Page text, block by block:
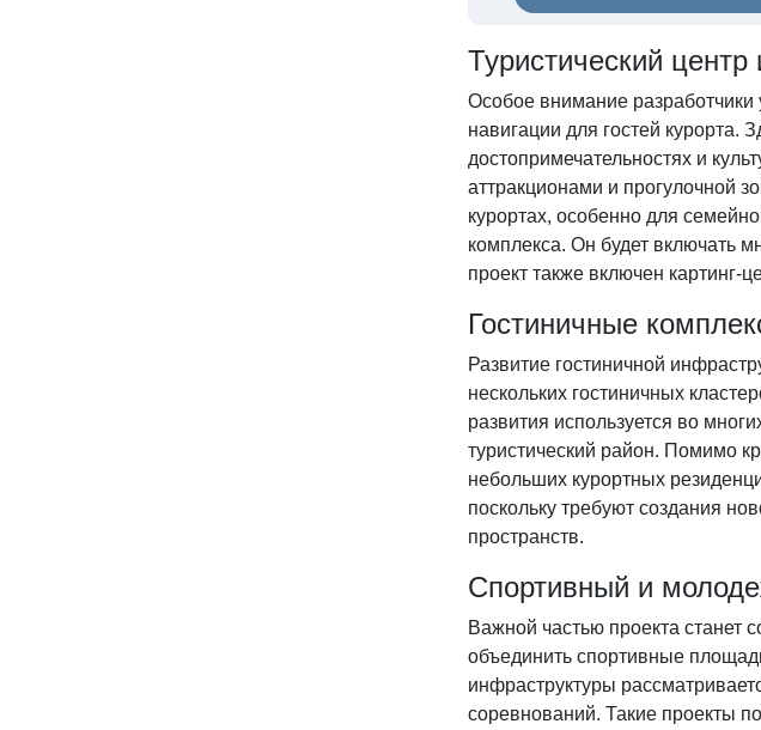
Туристический
Особое внимание
навигации для гостей курорта.
достопримечательностях и
аттракционами и прогулочной
курортах, особенно для
комплекса. Он будет включать
проект также включен картинг-
Гостиничные
Развитие гостиничной
нескольких гостиничных
развития используется во
туристический район. Помимо
небольших курортных
поскольку требуют создания
пространств.
Спортивный и
Важной частью проекта станет
объединить спортивные
инфраструктуры
соревнований. Такие проекты